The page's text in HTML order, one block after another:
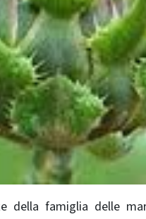
della famiglia delle